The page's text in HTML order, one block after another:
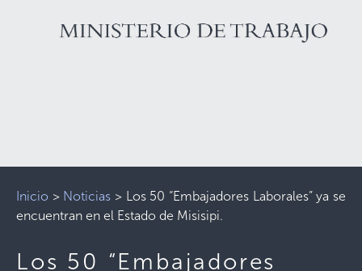
Inicio > Noticias > Los 50 “Embajadores Laborales” ya se
encuentran en el Estado de Misisipi.
Los 50 “Embajadores